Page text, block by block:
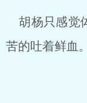
胡杨只感觉
苦的吐着鲜血。